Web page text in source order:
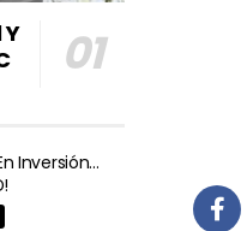
Inversión…